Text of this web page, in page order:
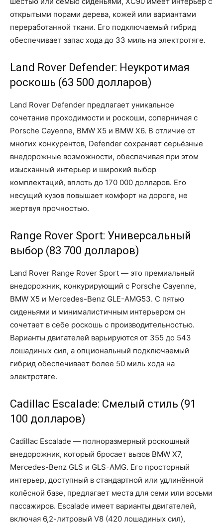
открытыми порами дерева, кожей или вариантами
переработанной ткани. Его подключаемый гибрид
обеспечивает запас хода до 33 миль на электротяге.
Land Rover Defender: Неукротимая
роскошь (63 500 долларов)
Land Rover Defender предлагает уникальное
сочетание проходимости и роскоши, соперничая с
Porsche Cayenne, BMW X5 и BMW X6. В отличие от
многих конкурентов, Defender сохраняет серьёзные
внедорожные возможности, обеспечивая при этом
изысканный интерьер и широкий выбор
комплектаций, вплоть до 170 000 долларов. Его
несущий кузов повышает комфорт на дороге, не
жертвуя прочностью.
Range Rover Sport: Универсальный
выбор (83 700 долларов)
Land Rover Range Rover Sport — это премиальный
внедорожник, конкурирующий с Porsche Cayenne,
BMW X5 и Mercedes-Benz GLE-AMG53. С пятью
сиденьями и минималистичным интерьером он
сочетает в себе роскошь с производительностью.
Варианты двигателей варьируются от 355 до 543
лошадиных сил, а опциональный подключаемый
гибрид обеспечивает более 50 миль хода на
электротяге.
Cadillac Escalade: Смелый стиль (91
100 долларов)
Cadillac Escalade — полноразмерный роскошный
внедорожник, который бросает вызов BMW X7,
Mercedes-Benz GLS и GLS-AMG. Его просторный
интерьер, доступный в стандартной или удлинённой
колёсной базе, предлагает места для семи или восьми
пассажиров. Escalade имеет варианты двигателей,
включая 6,2-литровый V8 (420 лошадиных сил),